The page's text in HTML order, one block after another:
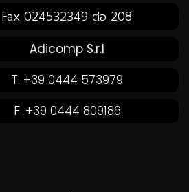
Fax 024532349 ต่อ 208
Adicomp S.r.l
T. +39 0444 573979
F. +39 0444 809186